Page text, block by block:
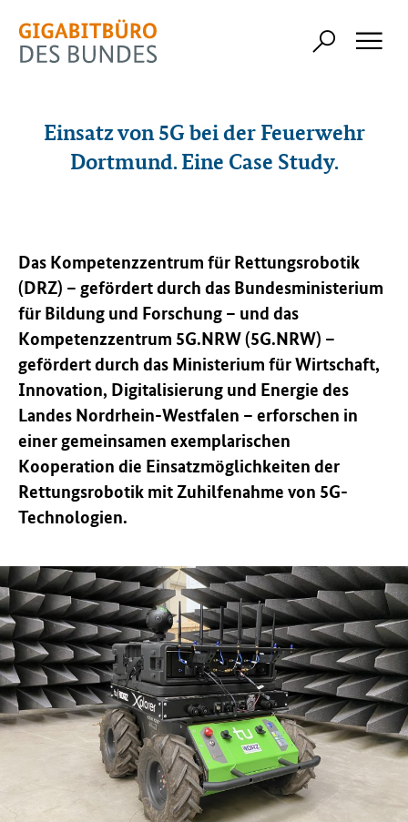
Einsatz von 5G bei der Feuerwehr
Dortmund. Eine Case Study.
Das Kompetenzzentrum für Rettungsrobotik
(DRZ) – gefördert durch das Bundesministerium
für Bildung und Forschung – und das
Kompetenzzentrum 5G.NRW (5G.NRW) –
gefördert durch das Ministerium für Wirtschaft,
Innovation, Digitalisierung und Energie des
Landes Nordrhein-Westfalen – erforschen in
einer gemeinsamen exemplarischen
Kooperation die Einsatzmöglichkeiten der
Rettungsrobotik mit Zuhilfenahme von 5G-
Technologien.